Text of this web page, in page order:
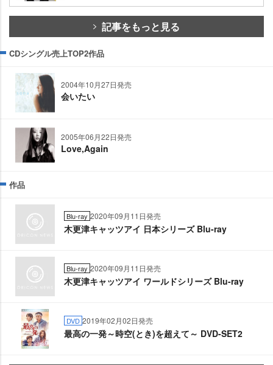
記事をもっと見る
CDシングル売上TOP2作品
2004年10月27日発売
会いたい
2005年06月22日発売
Love,Again
作品
Blu-ray 2020年09月11日発売
木更津キャッツアイ 日本シリーズ Blu-ray
Blu-ray 2020年09月11日発売
木更津キャッツアイ ワールドシリーズ Blu-ray
DVD 2019年02月02日発売
最高の一発～時空(とき)を超えて～ DVD-SET2